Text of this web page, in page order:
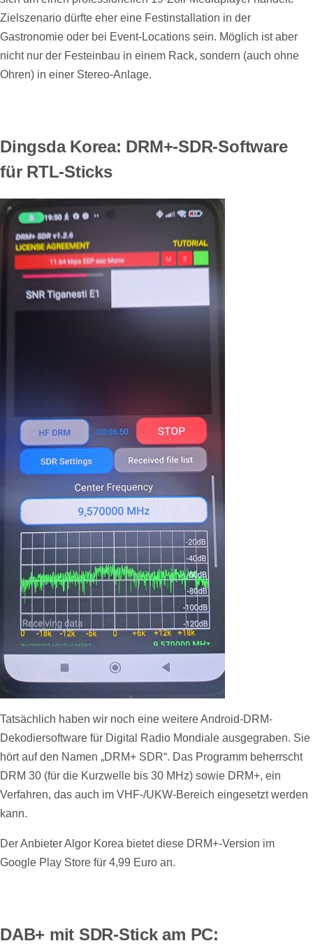
Zielszenario dürfte eher eine Festinstallation in der
Gastronomie oder bei Event-Locations sein. Möglich ist aber
nicht nur der Festeinbau in einem Rack, sondern (auch ohne
Ohren) in einer Stereo-Anlage.
Dingsda Korea: DRM+-SDR-Software
für RTL-Sticks
Tatsächlich haben wir noch eine weitere Android-DRM-
Dekodiersoftware für Digital Radio Mondiale ausgegraben. Sie
hört auf den Namen „DRM+ SDR“. Das Programm beherrscht
DRM 30 (für die Kurzwelle bis 30 MHz) sowie DRM+, ein
Verfahren, das auch im VHF-/UKW-Bereich eingesetzt werden
kann.
Der Anbieter Algor Korea bietet diese DRM+-Version im
Google Play Store für 4,99 Euro an.
DAB+ mit SDR-Stick am PC: